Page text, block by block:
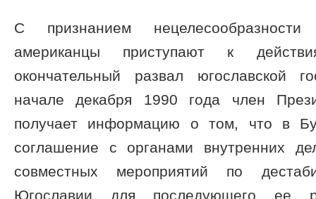
С признанием
американцы приступают к
окончательный развал югославской
начале декабря 1990 года член
получает информацию о том, что в
соглашение с органами внутренних
совместных мероприятий по
Югославии для последующего ее